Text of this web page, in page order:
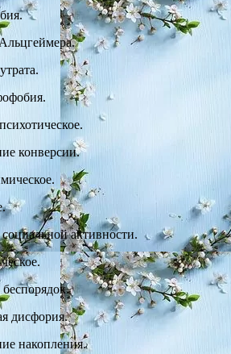
конверсии.
активности.
дисфория.
накопления.